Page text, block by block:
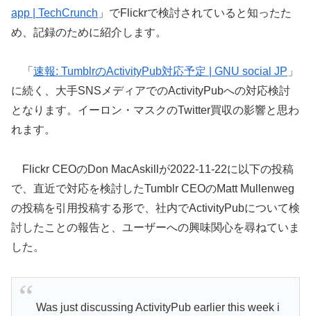
app | TechCrunch 」でFlickrで検討されていると知ったた
め、記録のために紹介します。
「 速報: TumblrのActivityPub対応予定 | GNU social JP 」
に続く、大手SNSメディアでのActivityPubへの対応検討
となります。イーロン・マスクのTwitter買収の影響と思わ
れます。
Flickr CEOのDon MacAskillが2022-11-22に以下の投稿
で、直近で対応を検討したTumblr CEOのMatt Mullenweg
の投稿を引用投稿する形で、社内でActivityPubについて検
討したことの報告と、ユーザーへの興味関心を尋ねていま
した。
Was just discussing ActivityPub earlier this week i